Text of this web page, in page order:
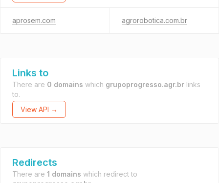
aprosem.com agrorobotica.com.br
Links to
There are 0 domains which grupoprogresso.agr.br links
to.
View API →
Redirects
There are 1 domains which redirect to